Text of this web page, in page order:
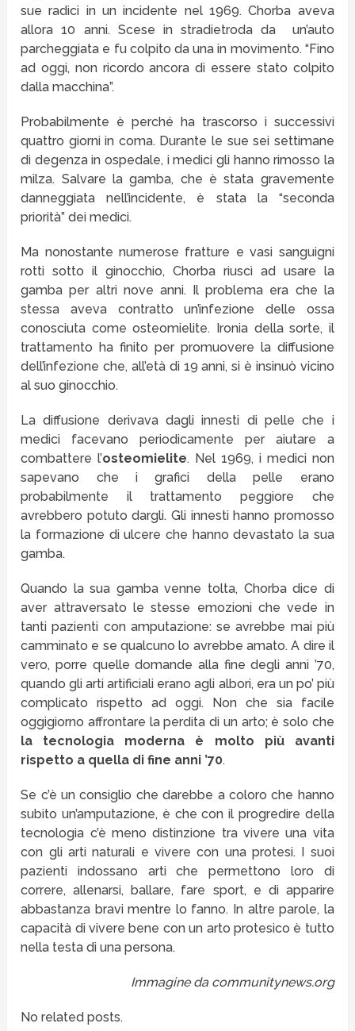
sue radici in un incidente nel 1969. Chorba aveva
allora 10 anni. Scese in stradietroda da un’auto
parcheggiata e fu colpito da una in movimento. “Fino
ad oggi, non ricordo ancora di essere stato colpito
dalla macchina”.
Probabilmente è perché ha trascorso i successivi
quattro giorni in coma. Durante le sue sei settimane
di degenza in ospedale, i medici gli hanno rimosso la
milza. Salvare la gamba, che è stata gravemente
danneggiata nell’incidente, è stata la “seconda
priorità” dei medici.
Ma nonostante numerose fratture e vasi sanguigni
rotti sotto il ginocchio, Chorba riuscì ad usare la
gamba per altri nove anni. Il problema era che la
stessa aveva contratto un’infezione delle ossa
conosciuta come osteomielite. Ironia della sorte, il
trattamento ha finito per promuovere la diffusione
dell’infezione che, all’età di 19 anni, si è insinuò vicino
al suo ginocchio.
La diffusione derivava dagli innesti di pelle che i
medici facevano periodicamente per aiutare a
combattere l’osteomielite. Nel 1969, i medici non
sapevano che i grafici della pelle erano
probabilmente il trattamento peggiore che
avrebbero potuto dargli. Gli innesti hanno promosso
la formazione di ulcere che hanno devastato la sua
gamba.
Quando la sua gamba venne tolta, Chorba dice di
aver attraversato le stesse emozioni che vede in
tanti pazienti con amputazione: se avrebbe mai più
camminato e se qualcuno lo avrebbe amato. A dire il
vero, porre quelle domande alla fine degli anni ’70,
quando gli arti artificiali erano agli albori, era un po’ più
complicato rispetto ad oggi. Non che sia facile
oggigiorno affrontare la perdita di un arto; è solo che
la tecnologia moderna è molto più avanti
rispetto a quella di fine anni ’70.
Se c’è un consiglio che darebbe a coloro che hanno
subito un’amputazione, è che con il progredire della
tecnologia c’è meno distinzione tra vivere una vita
con gli arti naturali e vivere con una protesi. I suoi
pazienti indossano arti che permettono loro di
correre, allenarsi, ballare, fare sport, e di apparire
abbastanza bravi mentre lo fanno. In altre parole, la
capacità di vivere bene con un arto protesico è tutto
nella testa di una persona.
Immagine da communitynews.org
No related posts.